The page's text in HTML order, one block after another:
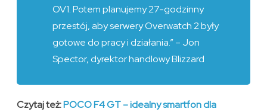
OV1. Potem planujemy 27-godzinny
przestój, aby serwery Overwatch 2 były
gotowe do pracy i działania.” – Jon
Spector, dyrektor handlowy Blizzard
Czytaj też:POCO F4 GT – idealny smartfon dla